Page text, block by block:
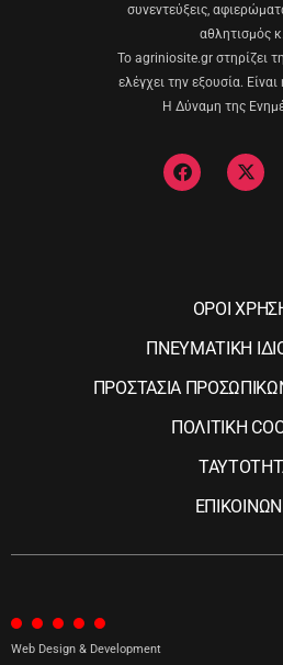
συνεντεύξεις,
αθλητισμός
Το agriniosite.gr στηρίζει
ελέγχει την εξουσία.
Η Δύναμη της
ΟΡΟΙ
ΠΝΕΥΜΑΤΙΚΗ
ΠΡΟΣΤΑΣΙΑ
ΠΟΛΙΤΙΚΗ
Web Design & Development